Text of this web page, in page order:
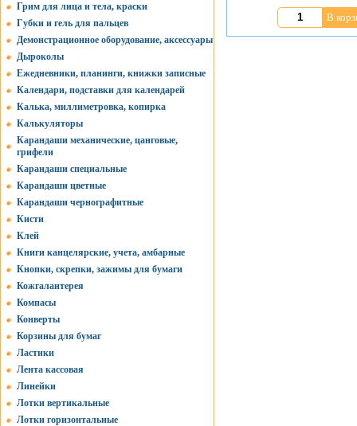
Грим для лица и тела, краски
Губки и гель для пальцев
Демонстрационное оборудование, аксессуары
Дыроколы
Ежедневники, планинги, книжки записные
Календари, подставки для календарей
Калька, миллиметровка, копирка
Калькуляторы
Карандаши механические, цанговые,
грифели
Карандаши специальные
Карандаши цветные
Карандаши чернографитные
Кисти
Клей
Книги канцелярские, учета, амбарные
Кнопки, скрепки, зажимы для бумаги
Кожгалантерея
Компасы
Конверты
Корзины для бумаг
Ластики
Лента кассовая
Линейки
Лотки вертикальные
Лотки горизонтальные
В